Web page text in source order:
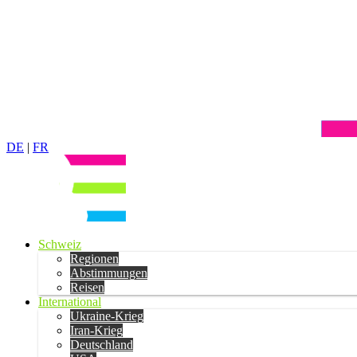
DE | FR
Schweiz
Regionen
Abstimmungen
Reisen
International
Ukraine-Krieg
Iran-Krieg
Deutschland